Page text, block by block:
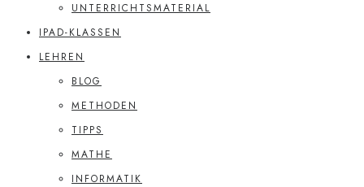
UNTERRICHTSMATERIAL
IPAD-KLASSEN
LEHREN
BLOG
METHODEN
TIPPS
MATHE
INFORMATIK